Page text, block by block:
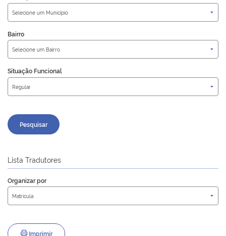
Bairro
Situação Funcional
Pesquisar
Lista Tradutores
Organizar por
Imprimir